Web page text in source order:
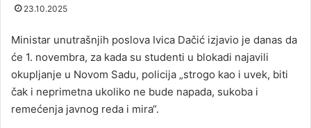
23.10.2025
Ministar unutrašnjih poslova Ivica Dačić izjavio je danas da
će 1. novembra, za kada su studenti u blokadi najavili
okupljanje u Novom Sadu, policija „strogo kao i uvek, biti
čak i neprimetna ukoliko ne bude napada, sukoba i
remećenja javnog reda i mira“.